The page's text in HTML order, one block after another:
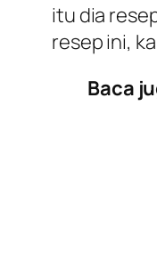
itu dia
resep ini,
Baca